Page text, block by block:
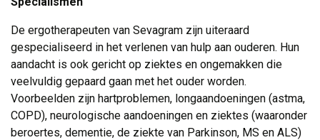
De ergotherapeuten van Sevagram zijn uiteraard
gespecialiseerd in het verlenen van hulp aan ouderen. Hun
aandacht is ook gericht op ziektes en ongemakken die
veelvuldig gepaard gaan met het ouder worden.
Voorbeelden zijn hartproblemen, longaandoeningen (astma,
COPD), neurologische aandoeningen en ziektes (waaronder
beroertes, dementie, de ziekte van Parkinson, MS en ALS)